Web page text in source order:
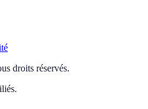
droits réservés.